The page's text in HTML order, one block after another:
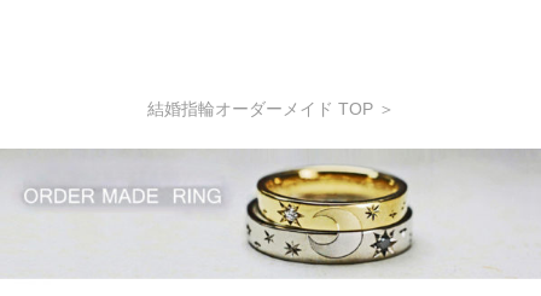
結婚指輪オーダーメイド TOP ＞